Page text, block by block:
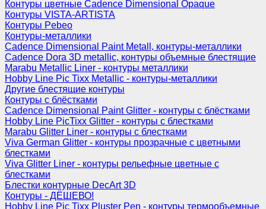
Контуры цветные Cadence Dimensional Opaque
Контуры VISTA-ARTISTA
Контуры Pebeo
Контуры-металлики
Cadence Dimensional Paint Metall, контуры-металлики
Cadence Dora 3D metallic, контуры объемные блестящие
Marabu Metallic Liner - контуры металлики
Hobby Line Pic Tixx Metallic - контуры-металлики
Другие блестящие контуры
Контуры с блёстками
Cadence Dimensional Paint Glitter - контуры с блёстками
Hobby Line PicTixx Glitter - контуры с блестками
Marabu Glitter Liner - контуры с блестками
Viva German Glitter - контуры прозрачные с цветными
блестками
Viva Glitter Liner - контуры рельефные цветные с
блестками
Блестки контурные DecArt 3D
Контуры - ДЁШЕВО!
Hobby Line Pic Tixx Pluster Pen - контуры термообъемные